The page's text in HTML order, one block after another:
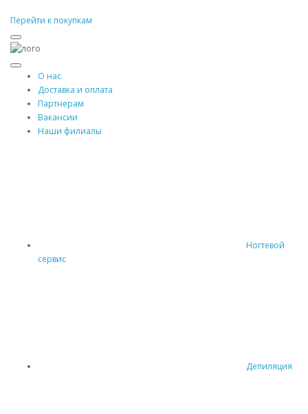
Перейти к покупкам
О нас
Доставка и оплата
Партнерам
Вакансии
Наши филиалы
Ногтевой
сервис
Депиляция